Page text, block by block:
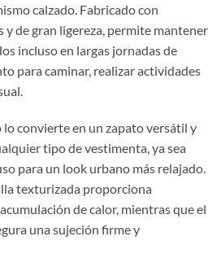
calzado. Fabricado con
de gran ligereza, permite mantener
incluso en largas jornadas de
para caminar, realizar actividades
lo convierte en un zapato versátil y
tipo de vestimenta, ya sea
para un look urbano más relajado.
texturizada proporciona
de calor, mientras que el
una sujeción firme y